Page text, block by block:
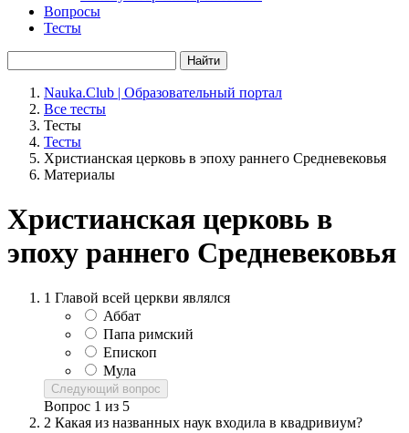
Вопросы
Тесты
Найти
Nauka.Club | Образовательный портал
Все тесты
Тесты
Тесты
Христианская церковь в эпоху раннего Средневековья
Материалы
Христианская церковь в
эпоху раннего Средневековья
1 Главой всей церкви являлся
Аббат
Папа римский
Епископ
Мула
Следующий вопрос
Вопрос 1 из 5
2 Какая из названных наук входила в квадривиум?